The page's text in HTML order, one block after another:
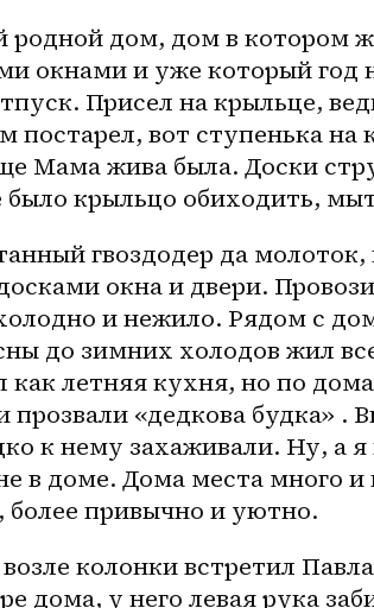
родной дом, дом в котором
окнами и уже который год
Присел на крыльце,
постарел, вот ступенька на
Мама жива была. Доски
было крыльцо обиходить,
гвоздодер да молоток,
окна и двери.
и нежило. Рядом с
до зимних холодов жил
как летняя кухня, но по
прозвали «дедкова будка» .
к нему захаживали. Ну, а
в доме. Дома места много и
более привычно и уютно.
колонки встретил
дома, у него левая рука